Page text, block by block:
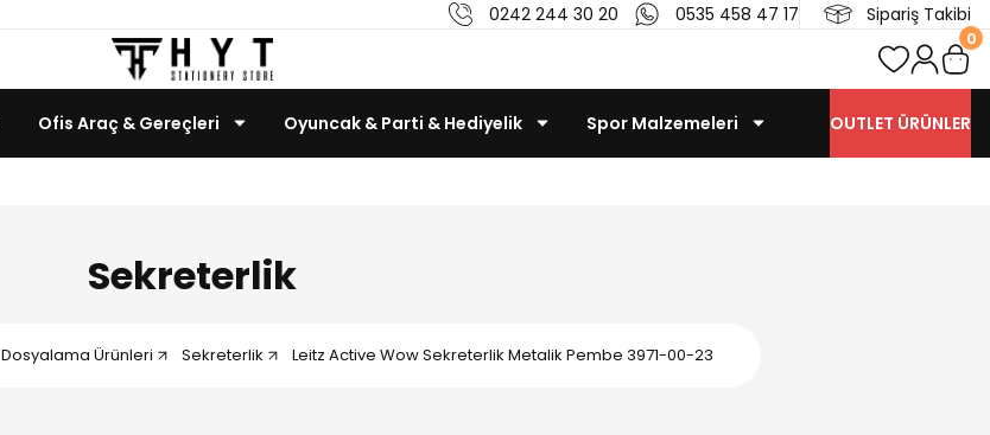
0242 244 30 20 0535 458 47 17 Sipariş Takibi
0
Ofis Araç & Gereçleri Oyuncak & Parti & Hediyelik Spor Malzemeleri OUTLET ÜRÜNLER
Sekreterlik
Dosyalama Ürünleri Sekreterlik Leitz Active Wow Sekreterlik Metalik Pembe 3971-00-23